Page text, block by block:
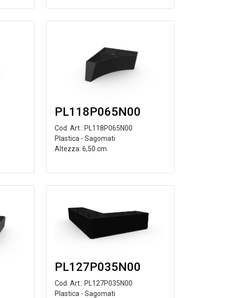
PL118P065N00
Cod. Art.: PL118P065N00
Plastica - Sagomati
Altezza: 6,50 cm
PL127P035N00
Cod. Art.: PL127P035N00
Plastica - Sagomati